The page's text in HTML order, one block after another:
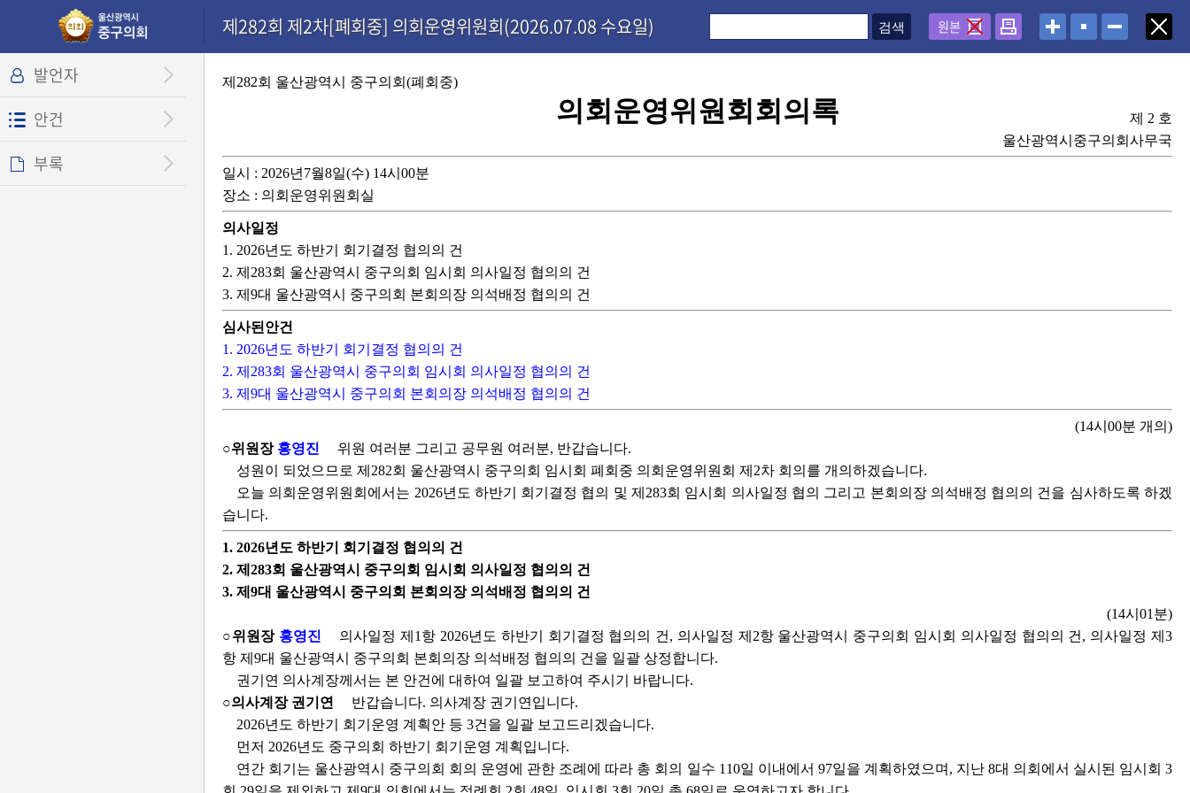
본문으로 바로가기
기능메뉴 메뉴 바로가기
설정메뉴 메뉴 바로가기
제282회 제2차[폐회중] 의회운영위원회(2026.07.08 수요일) 원본
발언자
안건
부록
제282회 울산광역시 중구의회(폐회중)
의회운영위원회회의록
제 2 호
울산광역시중구의회사무국
일시 : 2026년7월8일(수) 14시00분
장소 : 의회운영위원회실
의사일정
1. 2026년도 하반기 회기결정 협의의 건
2. 제283회 울산광역시 중구의회 임시회 의사일정 협의의 건
3. 제9대 울산광역시 중구의회 본회의장 의석배정 협의의 건
심사된안건
1. 2026년도 하반기 회기결정 협의의 건
2. 제283회 울산광역시 중구의회 임시회 의사일정 협의의 건
3. 제9대 울산광역시 중구의회 본회의장 의석배정 협의의 건
(14시00분 개의)
○위원장 홍영진
위원 여러분 그리고 공무원 여러분, 반갑습니다.
성원이 되었으므로 제282회 울산광역시 중구의회 임시회 폐회중 의회운영위원회 제2차 회의를 개의하겠습니다.
오늘 의회운영위원회에서는 2026년도 하반기 회기결정 협의 및 제283회 임시회 의사일정 협의 그리고 본회의장 의석배정 협의의 건을 심사하도록 하겠
습니다.
1. 2026년도 하반기 회기결정 협의의 건
2. 제283회 울산광역시 중구의회 임시회 의사일정 협의의 건
3. 제9대 울산광역시 중구의회 본회의장 의석배정 협의의 건
(14시01분)
○위원장 홍영진
의사일정 제1항 2026년도 하반기 회기결정 협의의 건, 의사일정 제2항 울산광역시 중구의회 임시회 의사일정 협의의 건, 의사일정 제3
항 제9대 울산광역시 중구의회 본회의장 의석배정 협의의 건을 일괄 상정합니다.
권기연 의사계장께서는 본 안건에 대하여 일괄 보고하여 주시기 바랍니다.
○의사계장 권기연
반갑습니다. 의사계장 권기연입니다.
2026년도 하반기 회기운영 계획안 등 3건을 일괄 보고드리겠습니다.
먼저 2026년도 중구의회 하반기 회기운영 계획입니다.
연간 회기는 울산광역시 중구의회 회의 운영에 관한 조례에 따라 총 회의 일수 110일 이내에서 97일을 계획하였으며, 지난 8대 의회에서 실시된 임시회 3